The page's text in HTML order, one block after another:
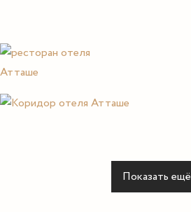
Показать ещё